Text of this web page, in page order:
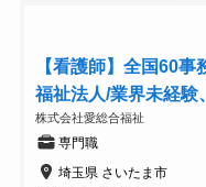
【看護師】全国60
福祉法人/業界未経験
株式会社愛総合福祉
専門職
埼玉県 さいたま市